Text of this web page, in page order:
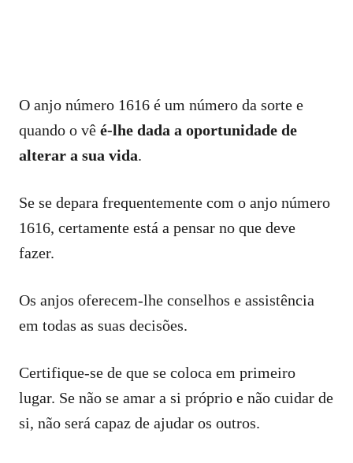
O anjo número 1616 é um número da sorte e
quando o vê é-lhe dada a oportunidade de
alterar a sua vida.
Se se depara frequentemente com o anjo número
1616, certamente está a pensar no que deve
fazer.
Os anjos oferecem-lhe conselhos e assistência
em todas as suas decisões.
Certifique-se de que se coloca em primeiro
lugar. Se não se amar a si próprio e não cuidar de
si, não será capaz de ajudar os outros.